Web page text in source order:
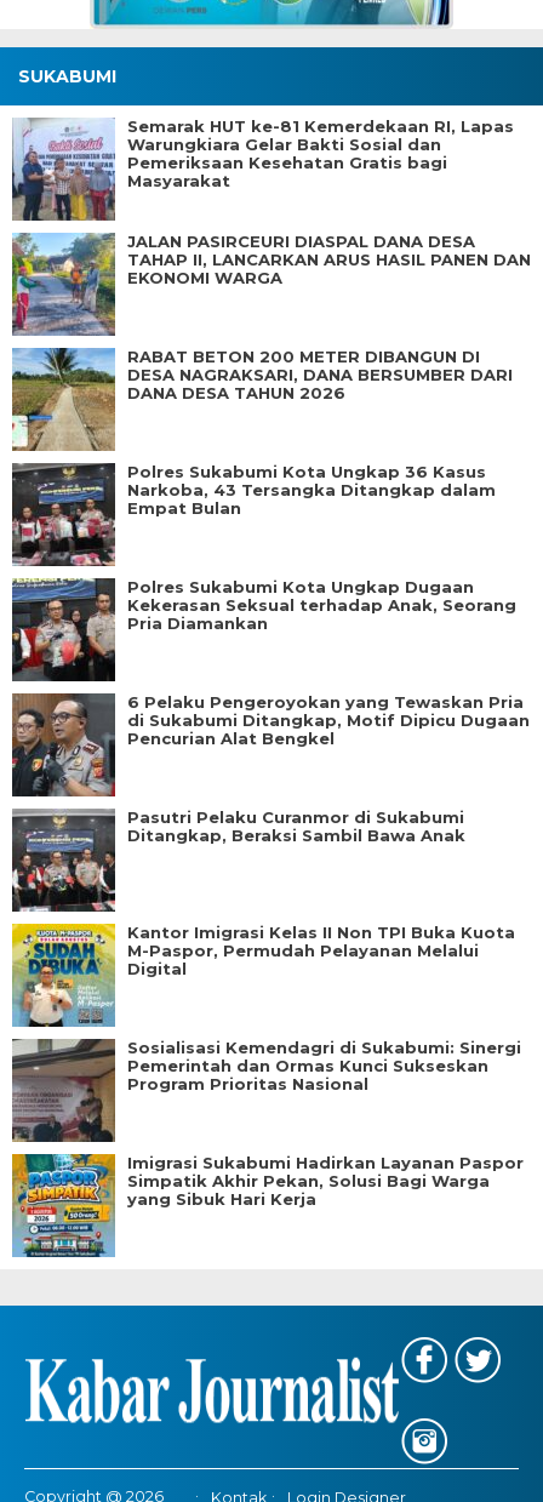
SUKABUMI
Semarak HUT ke-81 Kemerdekaan RI, Lapas
Warungkiara Gelar Bakti Sosial dan
Pemeriksaan Kesehatan Gratis bagi
Masyarakat
JALAN PASIRCEURI DIASPAL DANA DESA
TAHAP II, LANCARKAN ARUS HASIL PANEN DAN
EKONOMI WARGA
RABAT BETON 200 METER DIBANGUN DI
DESA NAGRAKSARI, DANA BERSUMBER DARI
DANA DESA TAHUN 2026
Polres Sukabumi Kota Ungkap 36 Kasus
Narkoba, 43 Tersangka Ditangkap dalam
Empat Bulan
Polres Sukabumi Kota Ungkap Dugaan
Kekerasan Seksual terhadap Anak, Seorang
Pria Diamankan
6 Pelaku Pengeroyokan yang Tewaskan Pria
di Sukabumi Ditangkap, Motif Dipicu Dugaan
Pencurian Alat Bengkel
Pasutri Pelaku Curanmor di Sukabumi
Ditangkap, Beraksi Sambil Bawa Anak
Kantor Imigrasi Kelas II Non TPI Buka Kuota
M-Paspor, Permudah Pelayanan Melalui
Digital
Sosialisasi Kemendagri di Sukabumi: Sinergi
Pemerintah dan Ormas Kunci Sukseskan
Program Prioritas Nasional
Imigrasi Sukabumi Hadirkan Layanan Paspor
Simpatik Akhir Pekan, Solusi Bagi Warga
yang Sibuk Hari Kerja
Copyright @ 2026